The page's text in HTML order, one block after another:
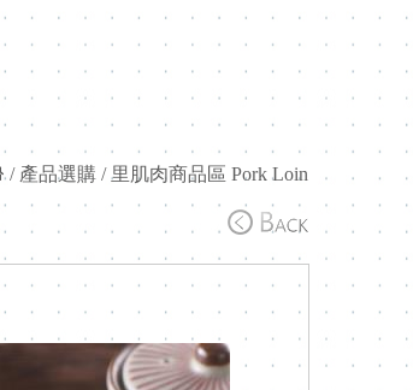
/ 產品選購/里肌肉商品區 Pork Loin